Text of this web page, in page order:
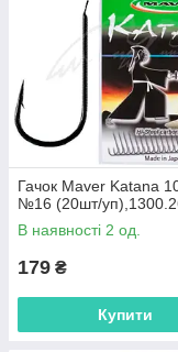
Гачок Maver Katana
№16 (20шт/
В наявності 2 од.
179 ₴
Купити